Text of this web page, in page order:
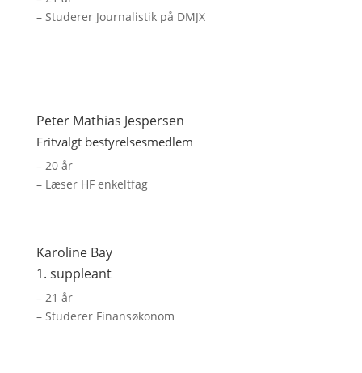
– Studerer Journalistik på DMJX
Peter Mathias Jespersen
Fritvalgt bestyrelsesmedlem
– 20 år
– Læser HF enkeltfag
Karoline Bay
1. suppleant
– 21 år
– Studerer Finansøkonom